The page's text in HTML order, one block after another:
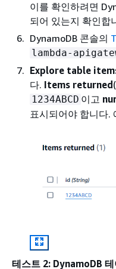
이를 확인하려면
되어 있는지 확인합
DynamoDB 콘솔의
lambda-
Explore table
다. Items returned
1234ABCD 이고
표시되어야 합니다.
테스트 2: DynamoDB